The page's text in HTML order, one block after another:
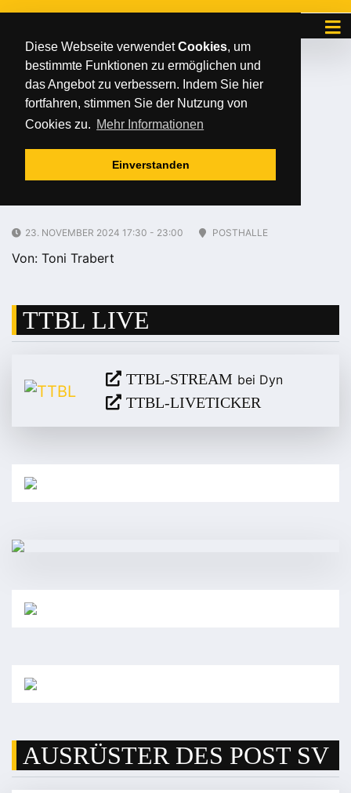
Diese Webseite verwendetCookies, um
bestimmte Funktionen zu ermöglichen und
das Angebot zu verbessern. Indem Sie hier
fortfahren, stimmen Sie der Nutzung von
Cookies zu. Mehr Informationen
Einverstanden
Dienstag // 13. August 2024
TTBL: Post SV
Mühlhausen – ASC
Grünwettersbach
23. NOVEMBER 2024 17:30 - 23:00 POSTHALLE
Von: Toni Trabert
TTBL LIVE
TTBL-STREAM bei Dyn
TTBL-LIVETICKER
AUSRÜSTER DES POST SV